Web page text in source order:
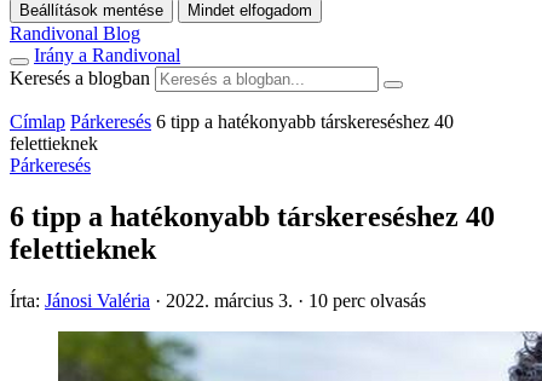
Beállítások mentése Mindet elfogadom
Randivonal Blog
Irány a Randivonal
Keresés a blogban
Címlap Párkeresés 6 tipp a hatékonyabb társkereséshez 40
felettieknek
Párkeresés
6 tipp a hatékonyabb társkereséshez 40
felettieknek
Írta: Jánosi Valéria · 2022. március 3. · 10 perc olvasás